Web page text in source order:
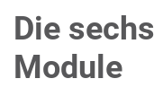
Die sechs
Module